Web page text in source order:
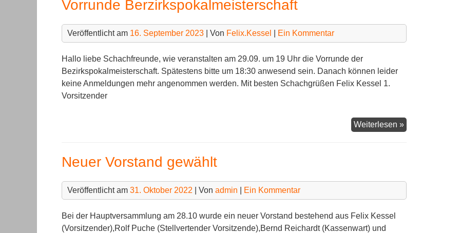
Vorrunde Berzirkspokalmeisterschaft
Veröffentlicht am 16. September 2023 | Von Felix.Kessel Ein Kommentar
Hallo liebe Schachfreunde, wie veranstalten am 29.09. um 19 Uhr die Vorrunde der
Bezirkspokalmeisterschaft. Spätestens bitte um 18:30 anwesend sein. Danach können leider
keine Anmeldungen mehr angenommen werden. Mit besten Schachgrüßen Felix Kessel 1.
Vorsitzender
Weiterlesen »Vorrunde
Neuer Vorstand gewählt
Veröffentlicht am 31. Oktober 2022 | Von admin Ein Kommentar
Bei der Hauptversammlung am 28.10 wurde ein neuer Vorstand bestehend aus Felix Kessel
(Vorsitzender),Rolf Puche (Stellvertender Vorsitzende),Bernd Reichardt (Kassenwart) und